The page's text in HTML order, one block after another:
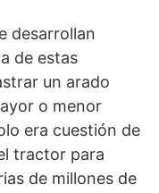
desarrollan
de estas
un arado
o menor
era cuestión de
tractor para
de millones de